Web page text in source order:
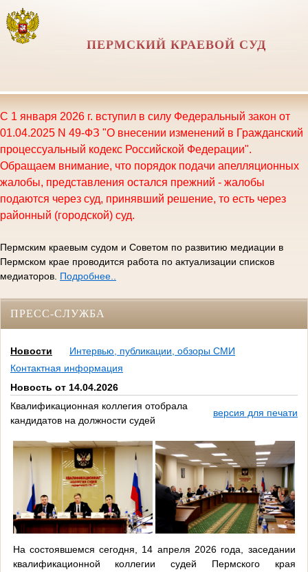
ПЕРМСКИЙ КРАЕВОЙ СУД
С 1 января 2026 г. вступил в силу Федеральный закон от
01.04.2025 N 49-ФЗ "О внесении изменений в Гражданский
процессуальный кодекс Российской Федерации".
Обращаем внимание, что порядок подачи апелляционных
жалобы, представления остался прежний - жалобы
подаются через суд, принявший решение, то есть через
районный (городской) суд.
Пермским краевым судом и Советом по развитию медиации в
Пермском крае проводится работа по актуализации списков
медиаторов. Подробнее..
ПРЕСС-СЛУЖБА
Новости
Интервью, публикации, обзоры СМИ
Контактная информация
Новость от 14.04.2026
Квалификационная коллегия отобрала
кандидатов на должности судей
версия для печати
На состоявшемся сегодня, 14 апреля 2026 года, заседании
квалификационной коллегии судей Пермского края